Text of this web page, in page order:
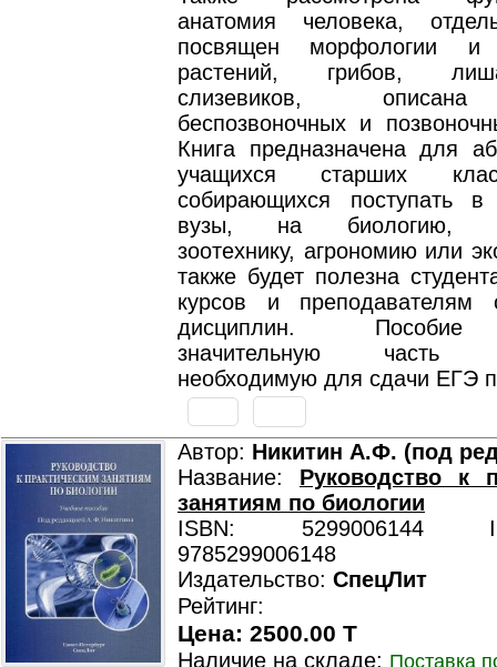
анатомия человека,
посвящен морфологии и
растений, грибов,
слизевиков,
беспозвоночных и
Книга предназначена для
учащихся старших
собирающихся поступать в
вузы, на биологию,
зоотехнику, агрономию или
также будет полезна
курсов и преподавателям
дисциплин. Пособие
значительную часть
необходимую для сдачи ЕГЭ
Автор: Никитин А.Ф. (под
Название: Руководство к
занятиям по биологии
ISBN: 5299006144
9785299006148
Издательство: СпецЛит
Рейтинг:
Цена: 2500.00 T
Наличие на складе: Поставка